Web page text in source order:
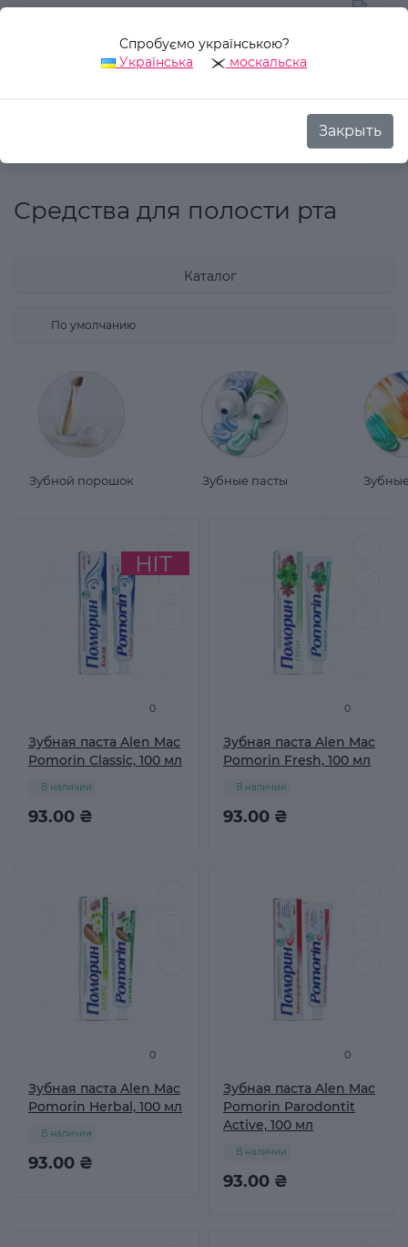
Спробуємо українською?
Українська
москальска
Закрыть
Средства для полости рта
Каталог
Зубной порошок Зубные пасты
0
Зубная паста Alen Mac
Pomorin Classic, 100 мл
93.00 ₴
В наличии
0
Зубная паста Alen Mac
Pomorin Fresh, 100 мл
93.00 ₴
В наличии
0
Зубная паста Alen Mac
Pomorin Herbal, 100 мл
93.00 ₴
В наличии
0
Зубная паста Alen Mac
Pomorin Parodontit
Active, 100 мл
93.00 ₴
В наличии